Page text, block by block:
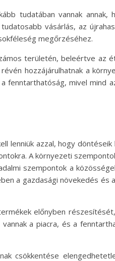
tudatában vannak
vásárlás, az
megőrzéséhez.
területén, beleértve az
hozzájárulhatnak a
fenntarthatóság, mivel mind
lenniük azzal, hogy döntéseik
A környezeti
szempontok a
a gazdasági növekedés és
előnyben
a piacra, és a
csökkentése